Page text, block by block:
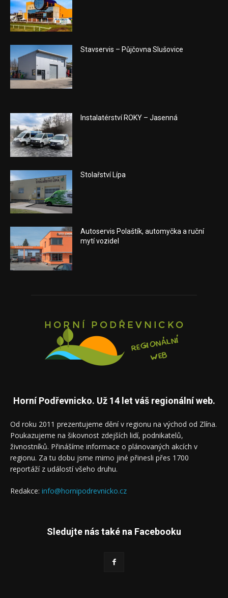
Stavservis – Půjčovna Slušovice
Instalatérství ROKY – Jasenná
Stolařství Lípa
Autoservis Polaštík, automyčka a ruční
mytí vozidel
Horní Podřevnicko. Už 14 let váš regionální web.
Od roku 2011 prezentujeme dění v regionu na východ od Zlína.
Poukazujeme na šikovnost zdejších lidí, podnikatelů,
živnostníků. Přinášíme informace o plánovaných akcích v
regionu. Za tu dobu jsme mimo jiné přinesli přes 1700
reportáží z událostí všeho druhu.
Redakce: info@hornipodrevnicko.cz
Sledujte nás také na Facebooku